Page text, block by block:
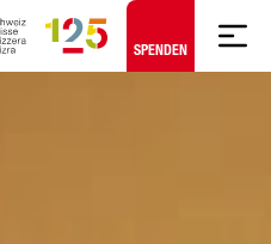
Zum Hauptinhalt springen
SPENDEN